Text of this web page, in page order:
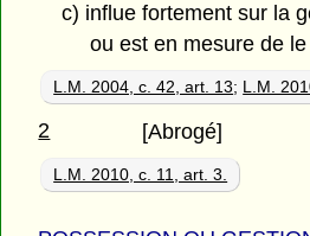
c) influe fortement sur la
ou est en mesure de
L.M. 2004, c. 42, art. 13; L.M.
2 [Abrogé]
L.M. 2010, c. 11, art. 3.